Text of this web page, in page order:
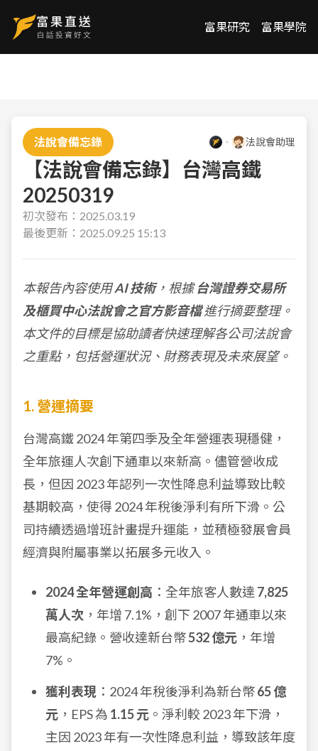
富果研究 富果學院
法說會備忘錄 法說會助理
【法說會備忘錄】台灣高鐵
20250319
初次發布： 2025.03.19
最後更新： 2025.09.25 15:13
本報告內容使用AI 技術，根據台灣證券交易所
及櫃買中心法說會之官方影音檔進行摘要整理。
本文件的目標是協助讀者快速理解各公司法說會
之重點，包括營運狀況、財務表現及未來展望。
1. 營運摘要
台灣高鐵 2024 年第四季及全年營運表現穩健，
全年旅運人次創下通車以來新高。儘管營收成
長，但因 2023 年認列一次性降息利益導致比較
基期較高，使得 2024 年稅後淨利有所下滑。公
司持續透過增班計畫提升運能，並積極發展會員
經濟與附屬事業以拓展多元收入。
2024 全年營運創高 ：全年旅客人數達 7,825
萬人次 ，年增 7.1%，創下 2007 年通車以來
最高紀錄。營收達新台幣532 億元 ，年增
7%。
獲利表現 ：2024 年稅後淨利為新台幣65 億
元 ，EPS 為 1.15 元 。淨利較 2023 年下滑，
主因 2023 年有一次性降息利益，導致該年度